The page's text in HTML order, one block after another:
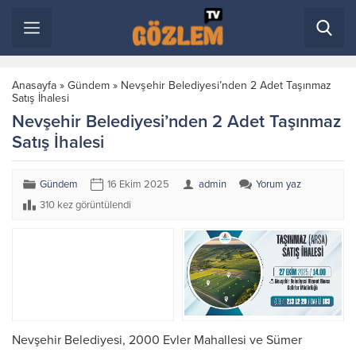
Anasayfa » Gündem » Nevşehir Belediyesi’nden 2 Adet Taşınmaz
Satış İhalesi
Nevşehir Belediyesi’nden 2 Adet Taşınmaz
Satış İhalesi
Gündem 16 Ekim 2025 admin
Yorum yaz
310 kez görüntülendi
Nevşehir Belediyesi, 2000 Evler Mahallesi ve Sümer